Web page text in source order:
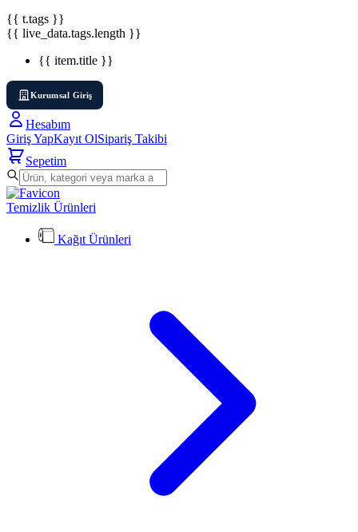
{{ t.tags }}
{{ live_data.tags.length }}
{{ item.title }}
Kurumsal Giriş
Hesabım
Giriş YapKayıt OlSipariş Takibi
Sepetim
Temizlik Ürünleri
Kağıt Ürünleri